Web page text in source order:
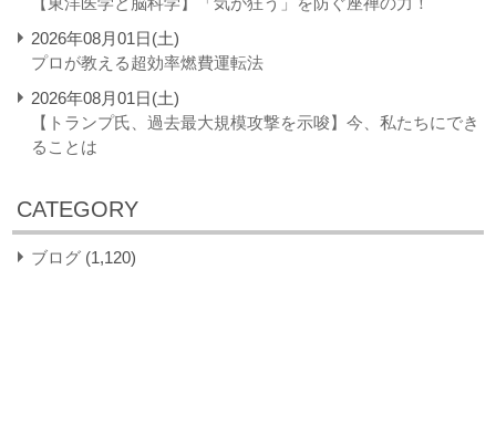
2026年08月01日(土)
プロが教える超効率燃費運転法
2026年08月01日(土)
【トランプ氏、過去最大規模攻撃を示唆】今、私たちにでき
ることは
CATEGORY
ブログ (1,120)